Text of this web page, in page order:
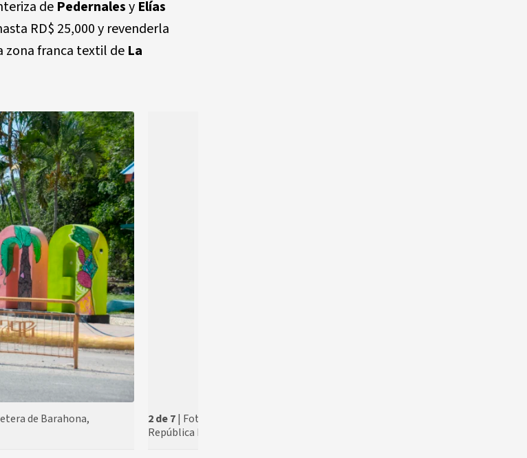
de Pedernalesy Elías
RD$ 25,000 y revenderla
zona franca textil de La
de Barahona,
2 de 7| Foto ©: Osmil Crooke ACENTO Fecha: mayo del 2024, carretera de
República Dominicana.